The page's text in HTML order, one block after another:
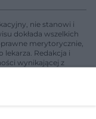
nie stanowi i
dokłada wszelkich
merytorycznie,
lekarza. Redakcja i
wynikającej z
na udzielaniu
1 ustawy o